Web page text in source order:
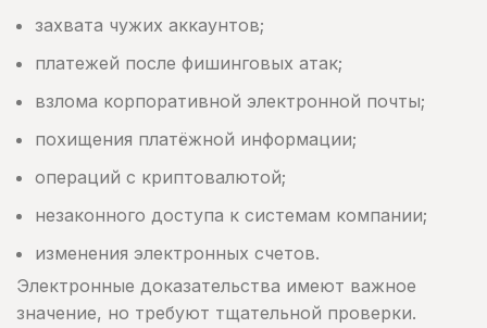
захвата чужих аккаунтов;
платежей после фишинговых атак;
взлома корпоративной электронной почты;
похищения платёжной информации;
операций с криптовалютой;
незаконного доступа к системам компании;
изменения электронных счетов.
Электронные доказательства имеют важное
значение, но требуют тщательной проверки.